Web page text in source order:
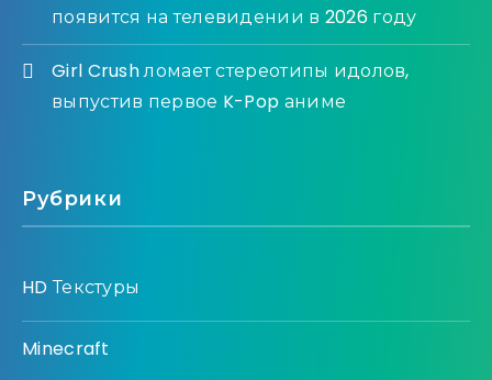
появится на телевидении в 2026 году
Girl Crush ломает стереотипы идолов,
выпустив первое K-Pop аниме
Рубрики
HD Текстуры
Minecraft